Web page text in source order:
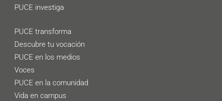
PUCE investiga
PUCE transforma
Descubre tu vocación
PUCE en los medios
Voces
PUCE en la comunidad
Vida en campus